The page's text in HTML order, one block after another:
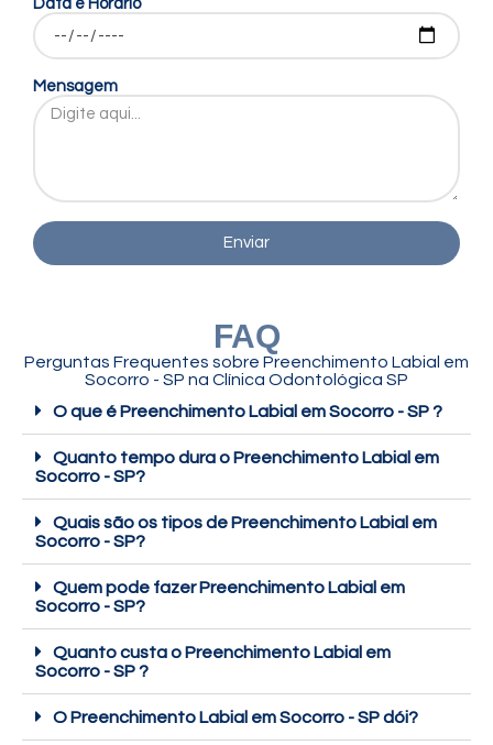
Data e Horário
Mensagem
Enviar
FAQ
Perguntas Frequentes sobre Preenchimento Labial em
Socorro - SP na Clínica Odontológica SP
O que é Preenchimento Labial em Socorro - SP ?
Quanto tempo dura o Preenchimento Labial em
Socorro - SP?
Quais são os tipos de Preenchimento Labial em
Socorro - SP?
Quem pode fazer Preenchimento Labial em
Socorro - SP?
Quanto custa o Preenchimento Labial em
Socorro - SP ?
O Preenchimento Labial em Socorro - SP dói?